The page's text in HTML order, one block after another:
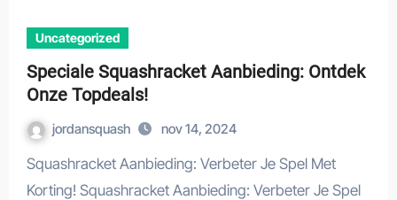
Uncategorized
Speciale Squashracket Aanbieding: Ontdek
Onze Topdeals!
jordansquash nov 14, 2024
Squashracket Aanbieding: Verbeter Je Spel Met
Korting! Squashracket Aanbieding: Verbeter Je Spel